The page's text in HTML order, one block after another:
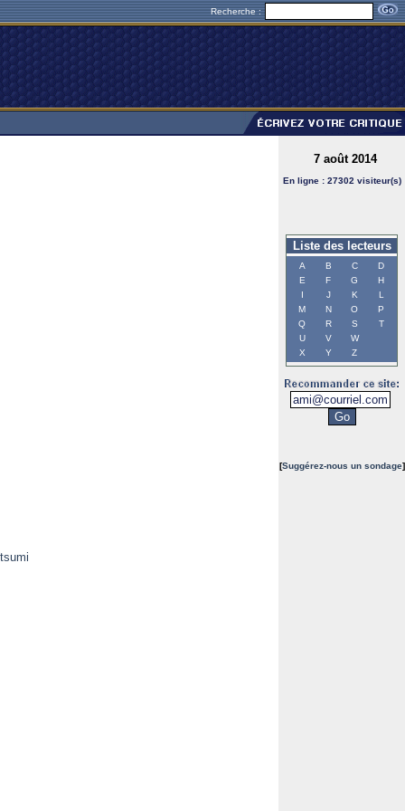
Recherche :
7 août 2014
En ligne : 27302 visiteur(s)
Liste des lecteurs
A B C
D
E
F G
H
I
J K
L
M
N O
P
Q
R S
T
U
V
W
X
Y Z
[Suggérez-nous un sondage]